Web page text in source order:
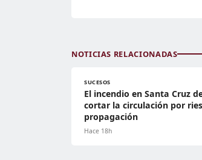
NOTICIAS RELACIONADAS
SUCESOS
El incendio en Santa Cruz
cortar la circulación por
propagación
Hace 18h